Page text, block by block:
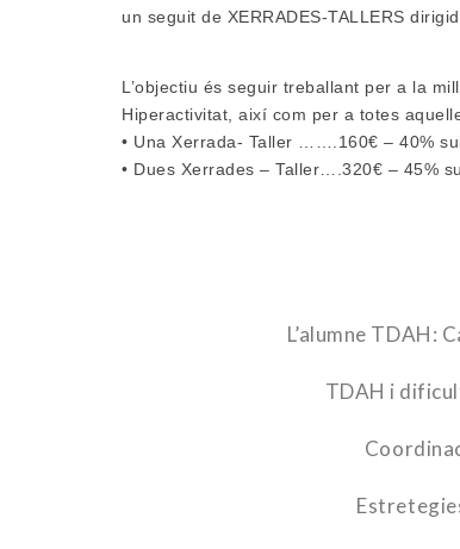
un seguit de XERRADES-TALLERS
L’objectiu és seguir treballant per a la
Hiperactivitat, així com per a totes
• Una Xerrada- Taller …….160€ – 40%
• Dues Xerrades – Taller….320€ – 45%
Xerrades-Taller
L’alumne TDAH:
TDAH i